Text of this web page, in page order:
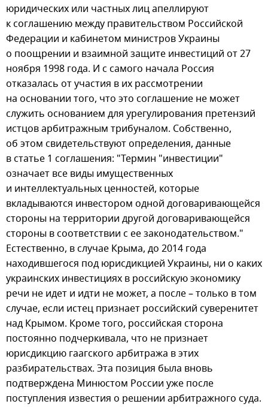
юридических или частных лиц апеллируют
к соглашению между правительством Российской
Федерации и кабинетом министров Украины
о поощрении и взаимной защите инвестиций от 27
ноября 1998 года. И с самого начала Россия
отказалась от участия в их рассмотрении
на основании того, что это соглашение не может
служить основанием для урегулирования претензий
истцов арбитражным трибуналом. Собственно,
об этом свидетельствуют определения, данные
в статье 1 соглашения: "Термин "инвестиции"
означает все виды имущественных
и интеллектуальных ценностей, которые
вкладываются инвестором одной договаривающейся
стороны на территории другой договаривающейся
стороны в соответствии с ее законодательством."
Естественно, в случае Крыма, до 2014 года
находившегося под юрисдикцией Украины, ни о каких
украинских инвестициях в российскую экономику
речи не идет и идти не может, а после – только в том
случае, если истец признает российский суверенитет
над Крымом. Кроме того, российская сторона
постоянно подчеркивала, что не признает
юрисдикцию гаагского арбитража в этих
разбирательствах. Эта позиция была вновь
подтверждена Минюстом России уже после
поступления известия о решении арбитражного суда.